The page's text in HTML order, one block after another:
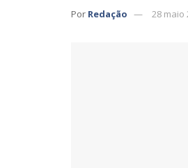
Por Redação 28 maio